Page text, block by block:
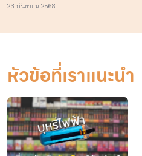
23 กันยายน 2568
หัวข้อที่เราแนะนำ